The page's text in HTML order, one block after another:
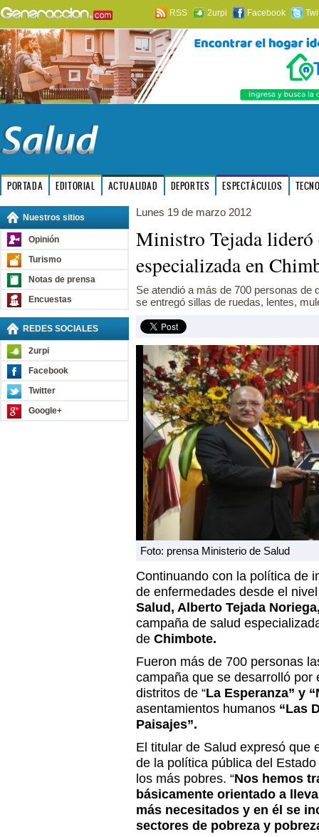
RSS 2urpi Facebook
PORTADA EDITORIAL ACTUALIDAD DEPORTES ESPECTÁCULOS
Nuestros sitios
Opinión
Turismo
Notas de prensa
Encuestas
REDES SOCIALES
2urpi
Facebook
Twitter
Google+
Lunes 19 de marzo 2012
Ministro Tejada lideró
especializada en
Se atendió a más de 700 personas
se entregó sillas de ruedas, lentes,
Foto: prensa Ministerio de Salud
Continuando con la política de
de enfermedades desde el
Salud, Alberto Tejada
campaña de salud
de Chimbote.
Fueron más de 700 personas
campaña que se desarrolló por
distritos de “La Esperanza” y
asentamientos humanos “Las
Paisajes”.
El titular de Salud expresó que
de la política pública del
los más pobres. “Nos hemos
básicamente orientado a
más necesitados y en él se
sectores de pobreza y